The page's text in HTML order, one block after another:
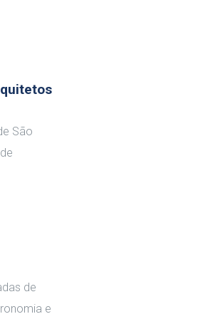
São
de
e